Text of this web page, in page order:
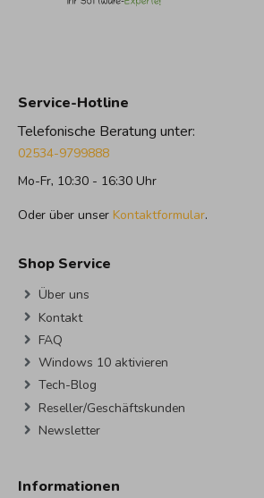
Service-Hotline
Telefonische Beratung unter:
02534-9799888
Mo-Fr, 10:30 - 16:30 Uhr
Oder über unser Kontaktformular.
Shop Service
Über uns
Kontakt
FAQ
Windows 10 aktivieren
Tech-Blog
Reseller/Geschäftskunden
Newsletter
Informationen